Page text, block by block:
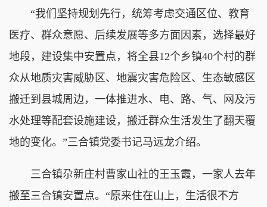
“我们坚持规划先行，统筹考虑交通区位、教育
医疗、群众意愿、后续发展等多方面因素，选择最好
地段，建设集中安置点，将全县12个乡镇40个村的群
众从地质灾害威胁区、地震灾害危险区、生态敏感区
搬迁到县城周边，一体推进水、电、路、气、网及污
水处理等配套设施建设，搬迁群众生活发生了翻天覆
地的变化。”三合镇党委书记马远龙介绍。
三合镇尕新庄村曹家山社的王玉霞，一家人去年
搬至三合镇安置点。“原来住在山上，生活很不方